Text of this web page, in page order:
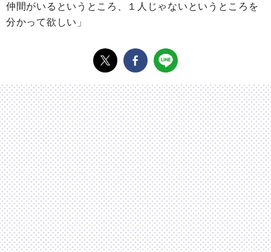
仲間がいるというところ、１人じゃないというところを
分かって欲しい」